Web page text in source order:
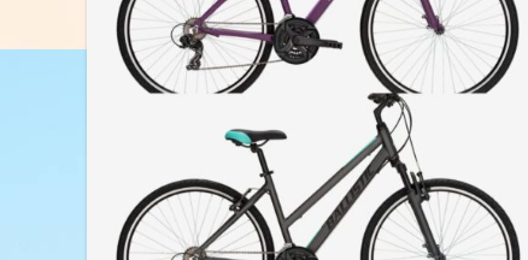
ROAD CARBON
CYCLOCROSS
FITNESS